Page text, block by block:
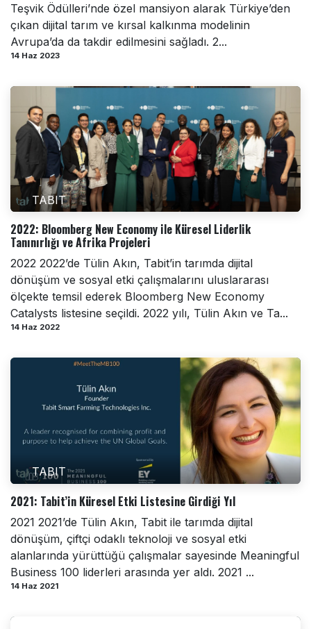
Teşvik Ödülleri’nde özel mansiyon alarak Türkiye’den
çıkan dijital tarım ve kırsal kalkınma modelinin
Avrupa’da da takdir edilmesini sağladı. 2...
14 Haz 2023
TABIT
2022: Bloomberg New Economy ile Küresel Liderlik
Tanınırlığı ve Afrika Projeleri
2022 2022’de Tülin Akın, Tabit’in tarımda dijital
dönüşüm ve sosyal etki çalışmalarını uluslararası
ölçekte temsil ederek Bloomberg New Economy
Catalysts listesine seçildi. 2022 yılı, Tülin Akın ve Ta...
14 Haz 2022
TABIT
2021: Tabit’in Küresel Etki Listesine Girdiği Yıl
2021 2021’de Tülin Akın, Tabit ile tarımda dijital
dönüşüm, çiftçi odaklı teknoloji ve sosyal etki
alanlarında yürüttüğü çalışmalar sayesinde Meaningful
Business 100 liderleri arasında yer aldı. 2021 ...
14 Haz 2021